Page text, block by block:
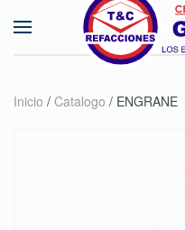
Skip to main content
Inicio / Catalogo / ENGRANE